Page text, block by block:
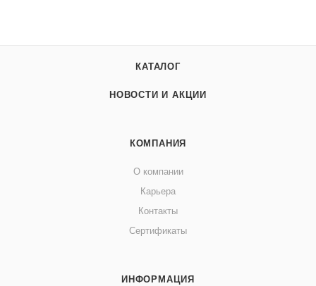
КАТАЛОГ
НОВОСТИ И АКЦИИ
КОМПАНИЯ
О компании
Карьера
Контакты
Сертификаты
ИНФОРМАЦИЯ